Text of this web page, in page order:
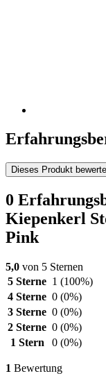
Dieses Produkt
0
Kiepenkerl
Pink
5,0 von 5 Sternen
5 Sterne 1 (100%)
4 Sterne 0 (0%)
3 Sterne 0 (0%)
2 Sterne 0 (0%)
1 Stern
0 (0%)
1 Bewertung